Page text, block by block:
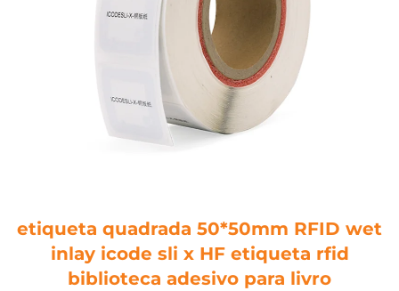
etiqueta quadrada 50*50mm RFID wet
inlay icode sli x HF etiqueta rfid
biblioteca adesivo para livro